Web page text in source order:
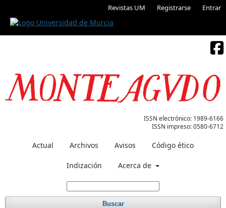
Revistas UM Registrarse Entrar
ISSN electrónico: 1989-6166
ISSN impreso:0580-6712
Actual Archivos Avisos Código ético
Indización Acerca de
Buscar